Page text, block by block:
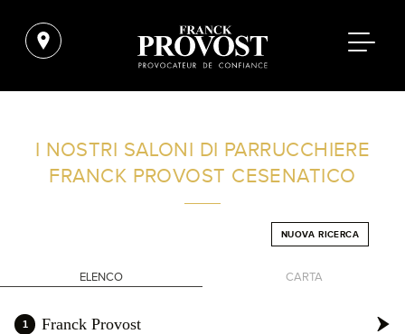
FILTRI AVANZATI
I NOSTRI SALONI DI PARRUCCHIERE
FRANCK PROVOST CESENATICO
NUOVA RICERCA
ELENCO CARTA
+
1 Franck Provost